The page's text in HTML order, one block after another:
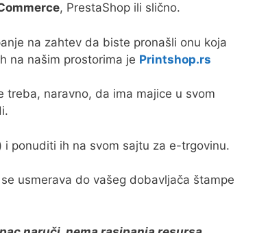
, PrestaShop ili slično.
na zahtev da biste pronašli onu koja
na našim prostorima je Printshop.rs
treba, naravno, da ima majice u svom
ponuditi ih na svom sajtu za e-trgovinu.
usmerava do vašeg dobavljača štampe